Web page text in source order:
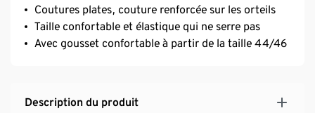
Coutures plates, couture renforcée sur les orteils
Taille confortable et élastique qui ne serre pas
Avec gousset confortable à partir de la taille 44/46
Description du produit